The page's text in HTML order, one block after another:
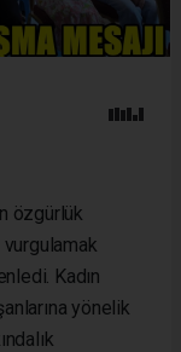
özgürlük
Kadın
yönelik